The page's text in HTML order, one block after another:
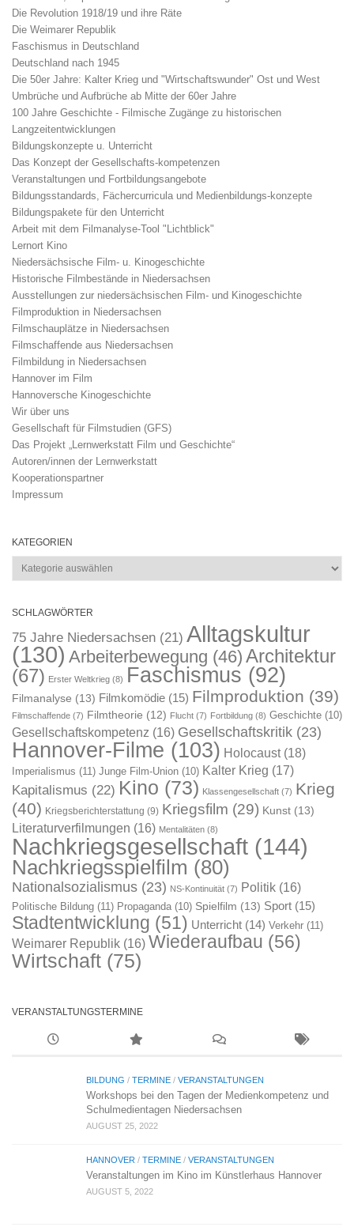
Die Revolution 1918/19 und ihre Räte
Die Weimarer Republik
Faschismus in Deutschland
Deutschland nach 1945
Die 50er Jahre: Kalter Krieg und "Wirtschaftswunder" Ost und West
Umbrüche und Aufbrüche ab Mitte der 60er Jahre
100 Jahre Geschichte - Filmische Zugänge zu historischen
Langzeitentwicklungen
Bildungskonzepte u. Unterricht
Das Konzept der Gesellschafts-kompetenzen
Veranstaltungen und Fortbildungsangebote
Bildungsstandards, Fächercurricula und Medienbildungs-konzepte
Bildungspakete für den Unterricht
Arbeit mit dem Filmanalyse-Tool "Lichtblick"
Lernort Kino
Niedersächsische Film- u. Kinogeschichte
Historische Filmbestände in Niedersachsen
Ausstellungen zur niedersächsischen Film- und Kinogeschichte
Filmproduktion in Niedersachsen
Filmschauplätze in Niedersachsen
Filmschaffende aus Niedersachsen
Filmbildung in Niedersachsen
Hannover im Film
Hannoversche Kinogeschichte
Wir über uns
Gesellschaft für Filmstudien (GFS)
Das Projekt „Lernwerkstatt Film und Geschichte“
Autoren/innen der Lernwerkstatt
Kooperationspartner
Impressum
KATEGORIEN
Kategorien
SCHLAGWÖRTER
75 Jahre Niedersachsen (21) Alltagskultur
(130) Arbeiterbewegung (46) Architektur
(67) Erster Weltkrieg (8) Faschismus (92)
Filmanalyse (13) Filmkomödie (15) Filmproduktion (39)
Filmschaffende (7) Filmtheorie (12) Flucht (7) Fortbildung (8) Geschichte (10)
Gesellschaftskompetenz (16) Gesellschaftskritik (23)
Hannover-Filme (103) Holocaust(18)
Imperialismus (11) Junge Film-Union (10) Kalter Krieg (17)
Kapitalismus (22) Kino (73) Klassengesellschaft (7) Krieg
(40) Kriegsberichterstattung (9) Kriegsfilm (29) Kunst (13)
Literaturverfilmungen (16) Mentalitäten (8)
Nachkriegsgesellschaft (144)
Nachkriegsspielfilm (80)
Nationalsozialismus (23) NS-Kontinuität (7) Politik (16)
Politische Bildung (11) Propaganda (10) Spielfilm (13) Sport (15)
Stadtentwicklung (51) Unterricht (14) Verkehr (11)
Weimarer Republik (16) Wiederaufbau (56)
Wirtschaft (75)
VERANSTALTUNGSTERMINE
BILDUNG / TERMINE / VERANSTALTUNGEN
Workshops bei den Tagen der Medienkompetenz und
Schulmedientagen Niedersachsen
AUGUST 25, 2022
HANNOVER / TERMINE / VERANSTALTUNGEN
Veranstaltungen im Kino im Künstlerhaus Hannover
AUGUST 5, 2022